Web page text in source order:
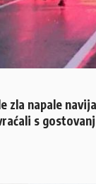
zla napale
s